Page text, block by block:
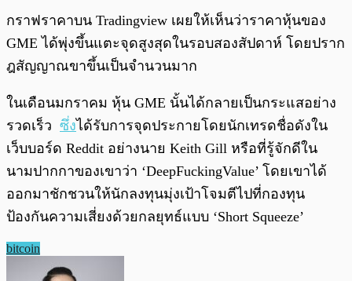
กราฟราคาบน Tradingview เผยให้เห็นว่าราคาหุ้นของ
GME ได้พุ่งขึ้นแตะจุดสูงสุดในรอบสองสัปดาห์ โดยปราก
ฎสัญญาณขาขึ้นเป็นจำนวนมาก
ในเดือนมกราคม หุ้น GME นั้นได้กลายเป็นกระแสอย่าง
รวดเร็ว ซึ่งได้รับการจุดประกายโดยนักเทรดชื่อดังใน
เว็บบอร์ด Reddit อย่างนาย Keith Gill หรือที่รู้จักดีใน
นามปากกาของเขาว่า ‘DeepFuckingValue’ โดยเขาได้
ออกมาชักชวนให้นักลงทุนมุ่งเป้าโจมตีไปที่กองทุน
ป้องกันความเสี่ยงด้วยกลยุทธ์แบบ ‘Short Squeeze’
bitcoin